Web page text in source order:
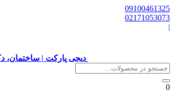
09100461325
02171053073
|
دیجی پارکت | ساختمان،
0